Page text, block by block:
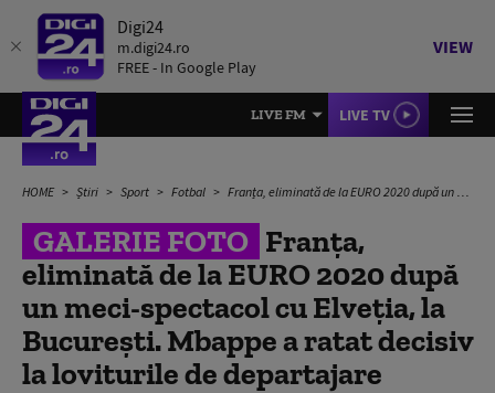
Digi24
m.digi24.ro
FREE - In Google Play
VIEW
LIVE FM LIVE TV
HOME Știri Sport Fotbal Franța, eliminată de la EURO 2020 după un meci-spectacol cu Elveția, la București. Mbappe a ratat decisiv la loviturile de departajare
GALERIE FOTO Franța,
eliminată de la EURO 2020 după
un meci-spectacol cu Elveția, la
București. Mbappe a ratat decisiv
la loviturile de departajare